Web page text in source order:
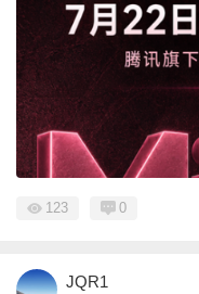
123 0
JQR1